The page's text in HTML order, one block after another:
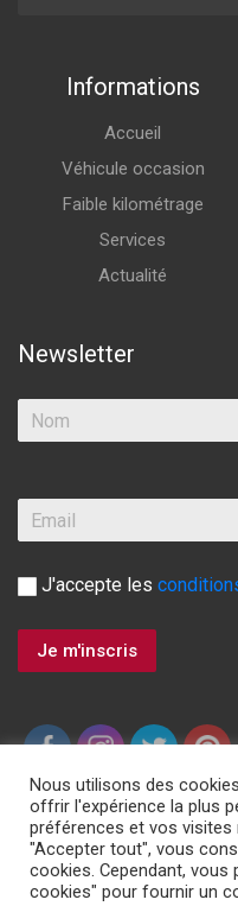
Informations
Accueil
Véhicule occasion
Faible kilométrage
Services
Actualité
Newsletter
J'accepte les
ASSISTANCE 24H/24
Nous utilisons des
offrir l'expérience la plus
préférences et vos visites
"Accepter tout", vous
cookies. Cependant, vous
cookies" pour fournir un